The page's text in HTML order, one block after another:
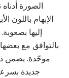
الصورة
الإبهام
إليها
بالتوافق مع
موحّدة. يضمن
جديدة